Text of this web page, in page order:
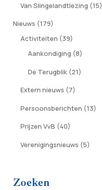
Van Slingelandtlezing (15)
Nieuws (179)
Activiteiten (39)
Aankondiging (8)
De Terugblik (21)
Extern nieuws (7)
Persoonsberichten (13)
Prijzen VvB (40)
Verenigingsnieuws (5)
Zoeken